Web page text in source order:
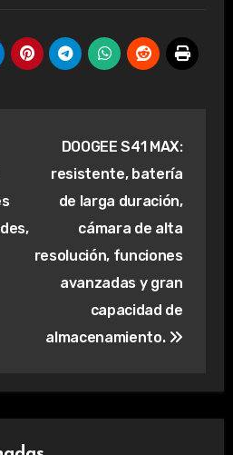
DOOGEE S41 MAX:
resistente, batería
de larga duración,
cámara de alta
resolución, funciones
avanzadas y gran
capacidad de
almacenamiento.